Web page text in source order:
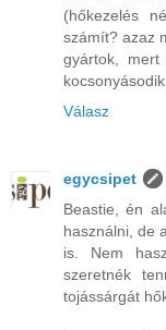
(hőkezelés
számít? azaz
gyártok,
Válasz
egycsipet
Beastie, én
használni, de
is. Nem
szeretnék
tojássárgát